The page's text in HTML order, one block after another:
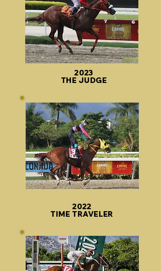
2023
THE JUDGE
2022
TIME TRAVELER